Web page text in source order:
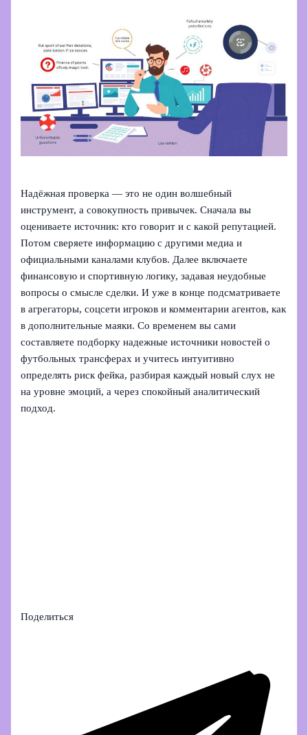
Надёжная проверка — это не один волшебный
инструмент, а совокупность привычек. Сначала вы
оцениваете источник: кто говорит и с какой репутацией.
Потом сверяете информацию с другими медиа и
официальными каналами клубов. Далее включаете
финансовую и спортивную логику, задавая неудобные
вопросы о смысле сделки. И уже в конце подсматриваете
в агрегаторы, соцсети игроков и комментарии агентов, как
в дополнительные маяки. Со временем вы сами
составляете подборку надежные источники новостей о
футбольных трансферах и учитесь интуитивно
определять риск фейка, разбирая каждый новый слух не
на уровне эмоций, а через спокойный аналитический
подход.
Поделиться